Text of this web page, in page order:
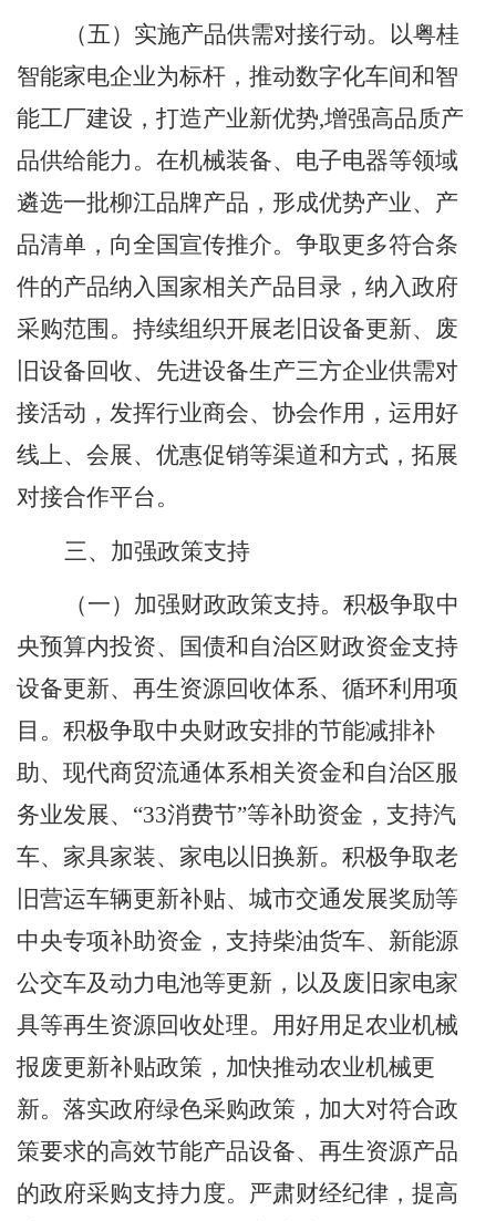
（五）实施产品供需对接行动。
以粤桂
智能家电企业为标杆，推动数字化车间和智
能工厂建设，打造产业新优势,增强高品质产
品供给能力。在机械装备、电子电器等领域
遴选一批柳江品牌产品，形成优势产业、产
品清单，向全国宣传推介。争取更多符合条
件的产品纳入国家相关产品目录，纳入政府
采购范围。持续组织开展老旧设备更新、废
旧设备回收、先进设备生产三方企业供需对
接活动，发挥行业商会、协会作用，运用好
线上、会展、优惠促销等渠道和方式，拓展
对接合作平台。
三、加强政策支持
（一）加强财政政策支持。 积极争取中
央预算内投资、国债和自治区财政资金支持
设备更新、再生资源回收体系、循环利用项
目。积极争取中央财政安排的节能减排补
助、现代商贸流通体系相关资金和自治区服
务业发展、 “33消费节”等补助资金，支持汽
车、家具家装、家电以旧换新。积极争取老
旧营运车辆更新补贴、城市交通发展奖励等
中央专项补助资金，支持柴油货车、新能源
公交车及动力电池等更新，以及废旧家电家
具等再生资源回收处理。用好用足农业机械
报废更新补贴政策，加快推动农业机械更
新。落实政府绿色采购政策，加大对符合政
策要求的高效节能产品设备、再生资源产品
的政府采购支持力度。严肃财经纪律，提高